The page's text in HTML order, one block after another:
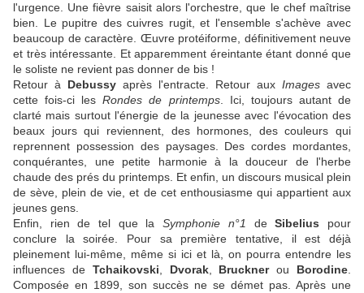
l'urgence. Une fièvre saisit alors l'orchestre, que le chef maîtrise
bien. Le pupitre des cuivres rugit, et l'ensemble s'achève avec
beaucoup de caractère. Œuvre protéiforme, définitivement neuve
et très intéressante. Et apparemment éreintante étant donné que
le soliste ne revient pas donner de bis !
Retour à Debussy après l'entracte. Retour aux Images avec
cette fois-ci lesRondes de printemps. Ici, toujours autant de
clarté mais surtout l'énergie de la jeunesse avec l'évocation des
beaux jours qui reviennent, des hormones, des couleurs qui
reprennent possession des paysages. Des cordes mordantes,
conquérantes, une petite harmonie à la douceur de l'herbe
chaude des prés du printemps. Et enfin, un discours musical plein
de sève, plein de vie, et de cet enthousiasme qui appartient aux
jeunes gens.
Enfin, rien de tel que laSymphonie n°1 deSibelius pour
conclure la soirée. Pour sa première tentative, il est déjà
pleinement lui-même, même si ici et là, on pourra entendre les
influences de Tchaikovski Dvorak, Brucknerou Borodine
Composée en 1899, son succès ne se démet pas. Après une